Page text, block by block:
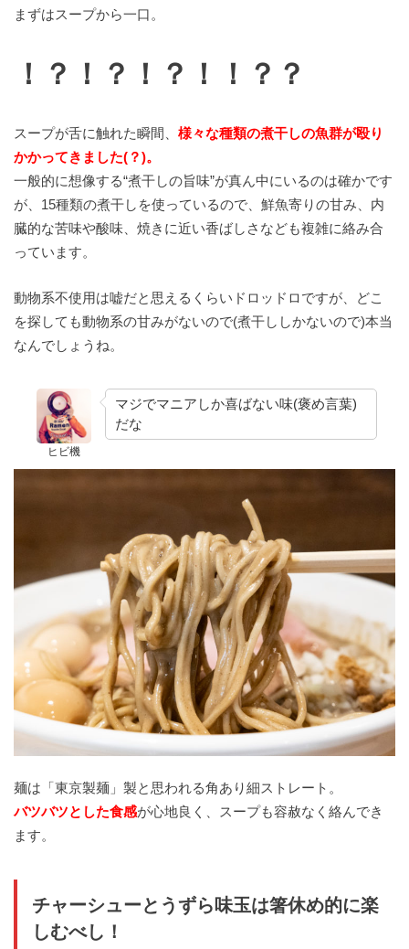
まずはスープから一口。
！？！？！？！！？？
スープが舌に触れた瞬間、 様々な種類の煮干しの魚群が殴り
かかってきました(？)。
一般的に想像する“煮干しの旨味”が真ん中にいるのは確かです
が、15種類の煮干しを使っているので、鮮魚寄りの甘み、内
臓的な苦味や酸味、焼きに近い香ばしさなども複雑に絡み合
っています。
動物系不使用は嘘だと思えるくらいドロッドロですが、どこ
を探しても動物系の甘みがないので(煮干ししかないので)本当
なんでしょうね。
ヒビ機
マジでマニアしか喜ばない味(褒め言葉)
だな
麺は「東京製麺」製と思われる角あり細ストレート。
バツバツとした食感が心地良く、スープも容赦なく絡んでき
ます。
チャーシューとうずら味玉は箸休め的に楽
しむべし！